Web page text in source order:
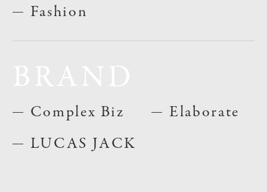
Fashion
Complex Biz
LUCAS JACK
Elaborate